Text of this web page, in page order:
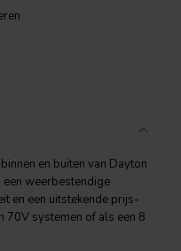
en buiten van Dayton
weerbestendige
en een uitstekende prijs-
70V systemen of als een 8